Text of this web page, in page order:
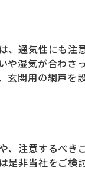
通気性にも注
湿気が合わさ
関用の網戸を
注意するべき
非当社をご検